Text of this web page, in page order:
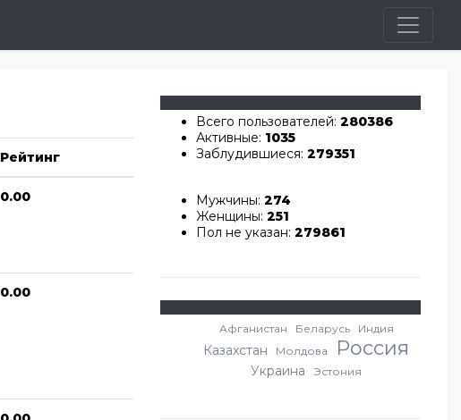
Всего пользователей: 280386
Активные: 1035
Заблудившиеся: 279351
Мужчины: 274
Женщины: 251
Пол не указан: 279861
Афганистан Беларусь Индия
Казахстан Молдова Россия
Украина Эстония
Рейтинг
0.00
0.00